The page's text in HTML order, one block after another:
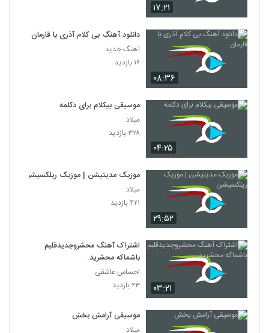
۱۷:۲۱
۰۸:۳۶
دانلود آهنگ بی کلام آذری با قارمان
آهنگ جدید
۱۶ بازدید
۰۴:۲۵
موسیقی بیکلام برای دکلمه
میلاد
۳۲۸ بازدید
۲۹:۵۲
موزیک مدیتیشن | موزیک ریلکسیشن
میلاد
۴۲۱ بازدید
۰۳:۲۱
اشتراک آهنگ محشروجدیدقلبم
باشماکه محشرید.
احساس عاشقی
۲۳ بازدید
موسیقی آرامش بخش
میلاد